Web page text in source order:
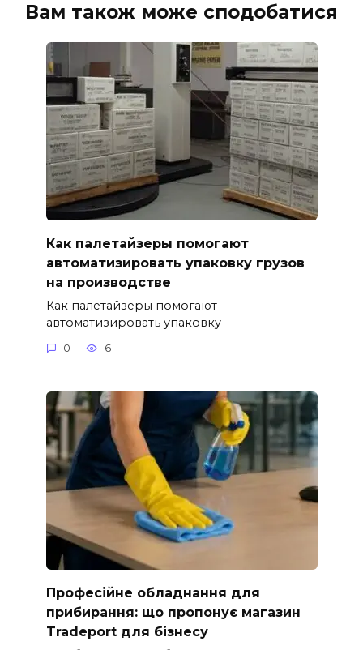
Вам також може сподобатися
Как палетайзеры помогают
автоматизировать упаковку грузов
на производстве
Как палетайзеры помогают
автоматизировать упаковку
0 6
Професійне обладнання для
прибирання: що пропонує магазин
Tradeport для бізнесу